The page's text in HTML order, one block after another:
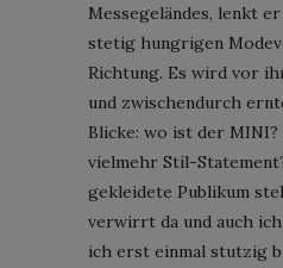
Messegeländes, lenkt
stetig hungrigen
Richtung. Es wird vor
und zwischendurch
Blicke: wo ist der MINI?
vielmehr Stil-
gekleidete Publikum
verwirrt da und auch ich
ich erst einmal stutzig